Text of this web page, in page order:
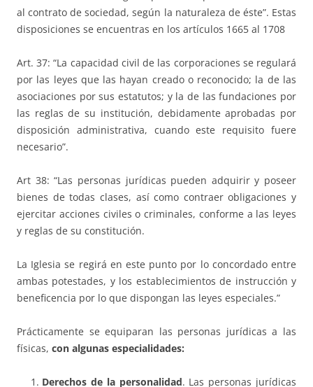
al contrato de sociedad, según la naturaleza de éste”. Estas
disposiciones se encuentras en los artículos 1665 al 1708
Art. 37: “La capacidad civil de las corporaciones se regulará
por las leyes que las hayan creado o reconocido; la de las
asociaciones por sus estatutos; y la de las fundaciones por
las reglas de su institución, debidamente aprobadas por
disposición administrativa, cuando este requisito fuere
necesario”.
Art 38: “Las personas jurídicas pueden adquirir y poseer
bienes de todas clases, así como contraer obligaciones y
ejercitar acciones civiles o criminales, conforme a las leyes
y reglas de su constitución.
La Iglesia se regirá en este punto por lo concordado entre
ambas potestades, y los establecimientos de instrucción y
beneficencia por lo que dispongan las leyes especiales.”
Prácticamente se equiparan las personas jurídicas a las
físicas, con algunas especialidades:
Derechos de la personalidad. Las personas jurídicas